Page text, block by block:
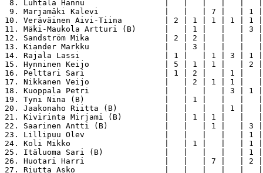
8. Luhtala Hannu                 |   |   |   |   |
9. Marjamäki Kalevi              |   |   | 7 |   |
10. Veräväinen Aivi-Tiina         | 2 | 1 | 1 | 1 |
11. Mäki-Maukola Artturi (B)      |   | 1 |   |   |
12. Sandström Mika                | 2 | 2 |   |   |
13. Kiander Markku                |   | 3 |   |   |
14. Rajala Lassi                  | 1 |   | 1 | 3 |
15. Hynninen Keijo                | 5 | 1 | 1 |   |
16. Pelttari Sari                 | 1 | 2 |   | 1 |
17. Nikkanen Veijo                |   | 2 | 1 | 1 |
18. Kuoppala Petri                |   |   |   | 3 |
19. Tyni Nina (B)                 |   | 1 |   |   |
20. Jaakonaho Riitta (B)          |   |   |   | 1 |
21. Kivirinta Mirjami (B)         |   | 1 | 1 |   |
22. Saarinen Antti (B)            |   |   | 1 |   |
23. Lillipuu Olev                 |   |   |   |   |
24. Koli Mikko                    |   | 1 |   |   |
25. Itäluoma Sari (B)             |   |   |   |   |
26. Huotari Harri                 |   |   | 7 |
27. Riutta Asko                   |   |   |   |   |